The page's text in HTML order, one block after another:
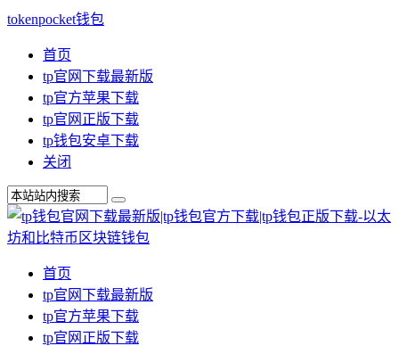
tokenpocket钱包
首页
tp官网下载最新版
tp官方苹果下载
tp官网正版下载
tp钱包安卓下载
关闭
首页
tp官网下载最新版
tp官方苹果下载
tp官网正版下载